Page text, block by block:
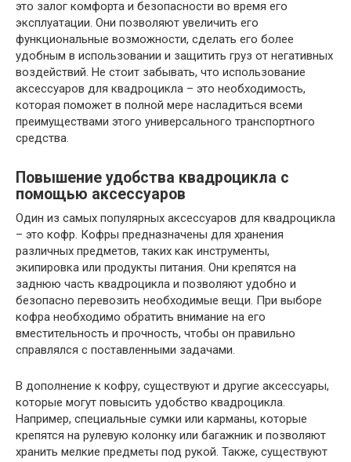
это залог комфорта и безопасности во время его
эксплуатации. Они позволяют увеличить его
функциональные возможности, сделать его более
удобным в использовании и защитить груз от негативных
воздействий. Не стоит забывать, что использование
аксессуаров для квадроцикла – это необходимость,
которая поможет в полной мере насладиться всеми
преимуществами этого универсального транспортного
средства.
Повышение удобства квадроцикла с
помощью аксессуаров
Один из самых популярных аксессуаров для квадроцикла
– это кофр. Кофры предназначены для хранения
различных предметов, таких как инструменты,
экипировка или продукты питания. Они крепятся на
заднюю часть квадроцикла и позволяют удобно и
безопасно перевозить необходимые вещи. При выборе
кофра необходимо обратить внимание на его
вместительность и прочность, чтобы он правильно
справлялся с поставленными задачами.
В дополнение к кофру, существуют и другие аксессуары,
которые могут повысить удобство квадроцикла.
Например, специальные сумки или карманы, которые
крепятся на рулевую колонку или багажник и позволяют
хранить мелкие предметы под рукой. Также, существуют